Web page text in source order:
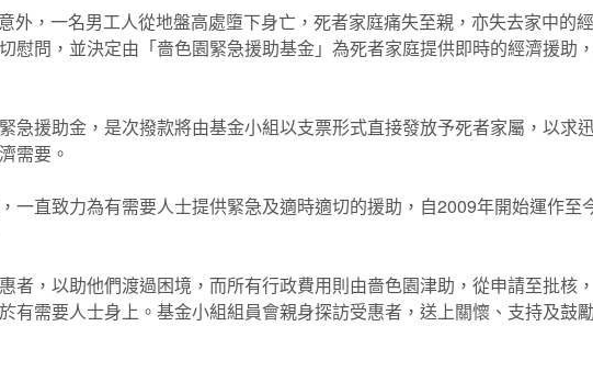
外，一名男工人從地盤高處墮下身亡，死者家庭痛失至親，亦失去家中的
慰問，並決定由「嗇色園緊急援助基金」為死者家庭提供即時的經濟援助
急援助金，是次撥款將由基金小組以支票形式直接發放予死者家屬，以求
需要。
一直致力為有需要人士提供緊急及適時適切的援助，自2009年開始運作至
者，以助他們渡過困境，而所有行政費用則由嗇色園津助，從申請至批核
有需要人士身上。基金小組組員會親身探訪受惠者，送上關懷、支持及鼓